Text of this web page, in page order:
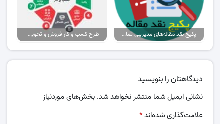
پکیج نقد مقاله‌های مدیریتی تمام گرایش‌ها طرح کسب و کار فروش و تحویل پیتزا در ایران
دیدگاهتان را بنویسید
نشانی ایمیل شما منتشر نخواهد شد. بخش‌های موردنیاز
علامت‌گذاری شده‌اند*